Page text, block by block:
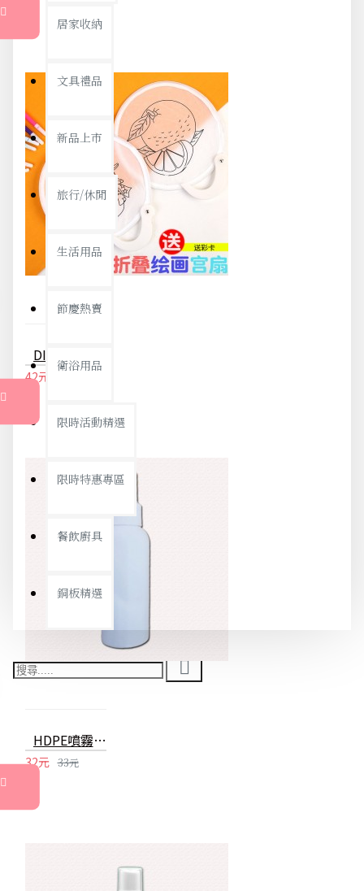
居家收納
文具禮品
新品上市
旅行/休閒
生活用品
節慶熱賣
衛浴用品
限時活動精選
限時特惠專區
餐飲廚具
銅板精選
42元
HDPE噴霧瓶 100ml可裝酒精消毒水分裝瓶 2號噴霧瓶
32元 33元